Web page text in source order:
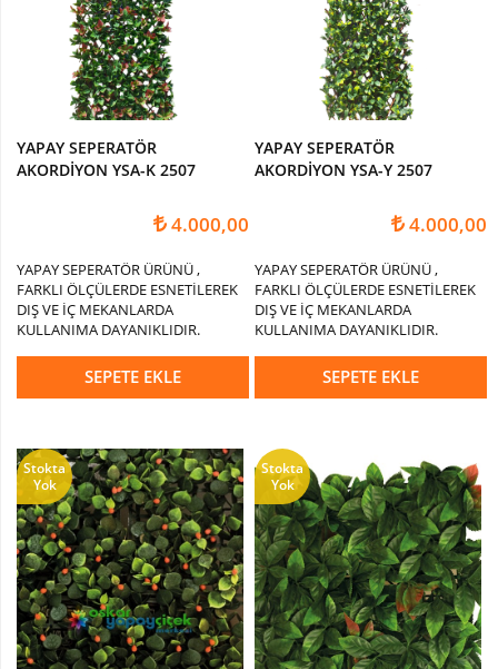
Manolya
Ağaç
DİKEY
BAHÇELER
YAPAY SEPERATÖR
AKORDİYON YSA-K 2507
4.000,00
YAPAY SEPERATÖR ÜRÜNÜ ,
FARKLI ÖLÇÜLERDE ESNETİLEREK
DIŞ VE İÇ MEKANLARDA
KULLANIMA DAYANIKLIDIR.
SEPETE EKLE
YAPAY SEPERATÖR
AKORDİYON YSA-Y 2507
4.000,00
YAPAY SEPERATÖR ÜRÜNÜ ,
FARKLI ÖLÇÜLERDE ESNETİLEREK
DIŞ VE İÇ MEKANLARDA
KULLANIMA DAYANIKLIDIR.
SEPETE EKLE
Stokta
Yok
Stokta
Yok